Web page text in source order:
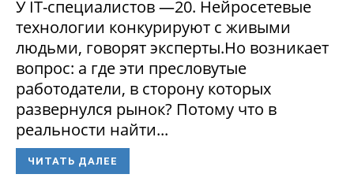
У IT-специалистов —20. Нейросетевые
технологии конкурируют с живыми
людьми, говорят эксперты.Но возникает
вопрос: а где эти пресловутые
работодатели, в сторону которых
развернулся рынок? Потому что в
реальности найти...
ЧИТАТЬ ДАЛЕЕ